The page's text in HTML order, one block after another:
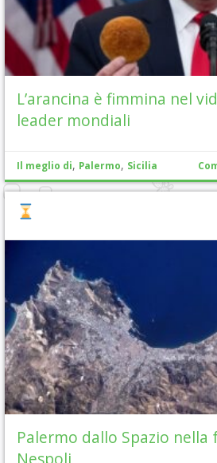
L’arancina è fimmina nel
leader mondiali
Il meglio di, Palermo, Sicilia
Palermo dallo Spazio nella
Nespoli